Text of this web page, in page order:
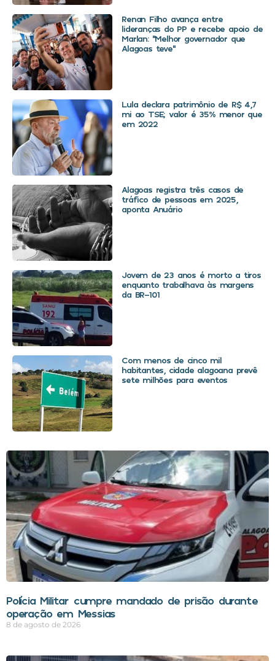
Renan Filho avança entre
lideranças do PP e recebe apoio de
Marlan: “Melhor governador que
Alagoas teve”
Lula declara patrimônio de R$ 4,7
mi ao TSE; valor é 35% menor que
em 2022
Alagoas registra três casos de
tráfico de pessoas em 2025,
aponta Anuário
Jovem de 23 anos é morto a tiros
enquanto trabalhava às margens
da BR-101
Com menos de cinco mil
habitantes, cidade alagoana prevê
sete milhões para eventos
Polícia Militar cumpre mandado de prisão durante
operação em Messias
8 de agosto de 2026